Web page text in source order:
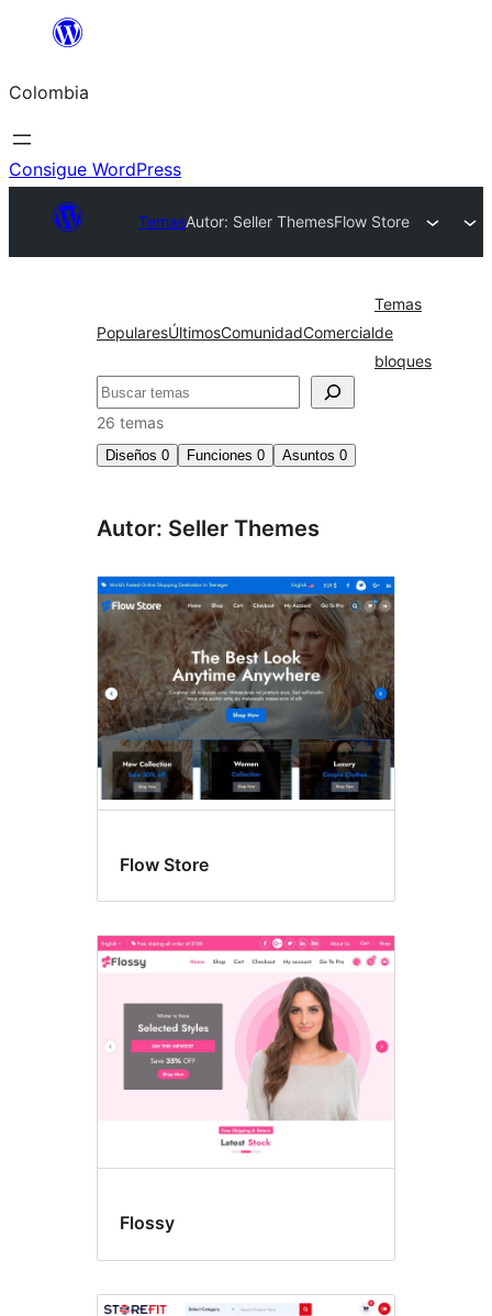
Saltar
contenido
Colombia
Consigue WordPress
TemasAutor: Seller ThemesFlow Store
PopularesÚltimosComunidadComercial
Temas
de
bloques
Buscar
26 temas
Diseños 0 Funciones 0 Asuntos 0
Autor: Seller Themes
Flow Store
Flossy